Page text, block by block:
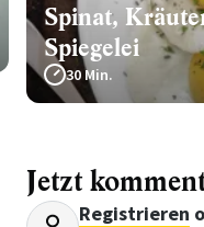
Spinat,
Spiegelei
30 Min.
Jetzt
Registrieren